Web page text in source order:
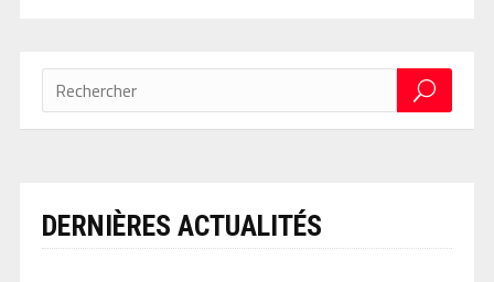
DERNIÈRES ACTUALITÉS